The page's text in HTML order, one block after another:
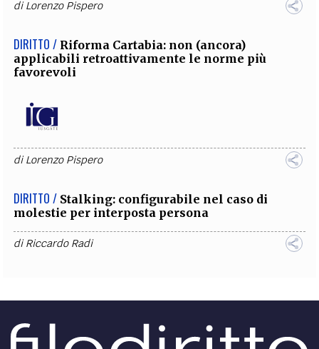
diLorenzo Pispero
DIRITTO / Riforma Cartabia: non (ancora)
applicabili retroattivamente le norme più
favorevoli
diLorenzo Pispero
DIRITTO / Stalking: configurabile nel caso di
molestie per interposta persona
diRiccardo Radi